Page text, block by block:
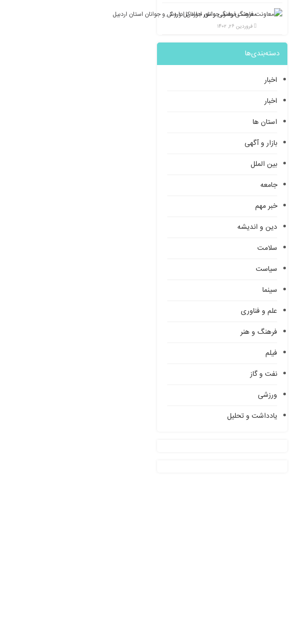
معاونت فرهنگی وامور جوانان اداره کل ورزش و جوانان استان اردبیل
فروردین ۲۶, ۱۴۰۲
دسته‌بندی‌ها
اخبار
اخبار
استان ها
بازار و آگهی
بین الملل
جامعه
خبر مهم
دین و اندیشه
سلامت
سیاست
سینما
علم و فناوری
فرهنگ و هنر
فیلم
نفت و گاز
ورزشی
یادداشت و تحلیل